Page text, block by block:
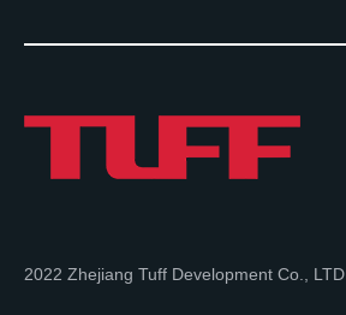
2022 Zhejiang Tuff Development Co., LTD